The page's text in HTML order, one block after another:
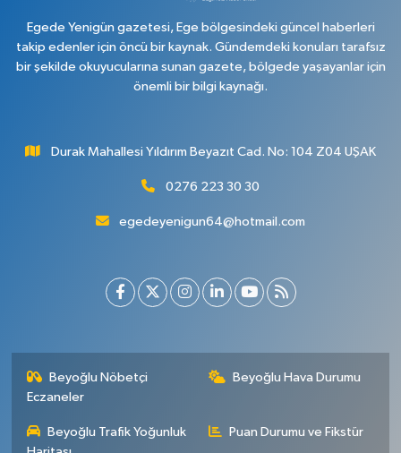
Egede Yenigün gazetesi, Ege bölgesindeki güncel haberleri
takip edenler için öncü bir kaynak. Gündemdeki konuları tarafsız
bir şekilde okuyucularına sunan gazete, bölgede yaşayanlar için
önemli bir bilgi kaynağı.
Durak Mahallesi Yıldırım Beyazıt Cad. No: 104 Z04 UŞAK
0276 223 30 30
egedeyenigun64@hotmail.com
Beyoğlu Nöbetçi
Eczaneler
Beyoğlu Hava Durumu
Beyoğlu Trafik Yoğunluk
Puan Durumu ve Fikstür